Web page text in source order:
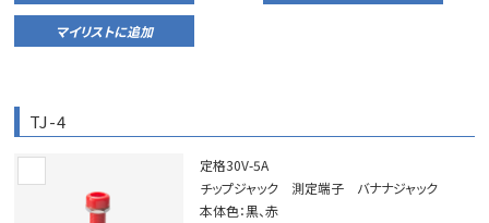
マイリストに追加
TJ-4
定格30V-5A
チップジャック 測定端子 バナナジャック
本体色：黒、赤